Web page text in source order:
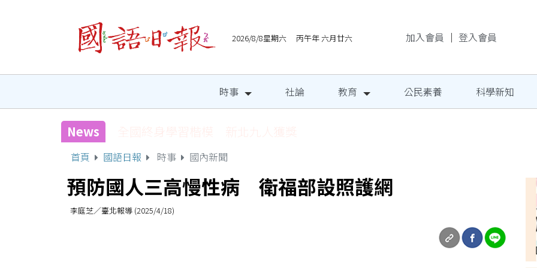
2026/8/8星期六 丙午年 六月廿六 加入會員 ｜ 登入會員
時事 社論 教育 公民素養 科學新知
News
首頁 國語日報 時事 國內新聞
預防國人三高慢性病 衛福部設照護網
李庭芝／臺北報導 (2025/4/18)